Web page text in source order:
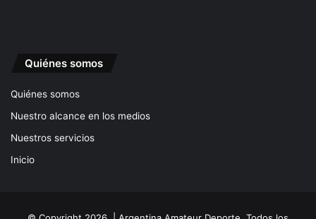
Quiénes somos
Quiénes somos
Nuestro alcance en los medios
Nuestros servicios
Inicio